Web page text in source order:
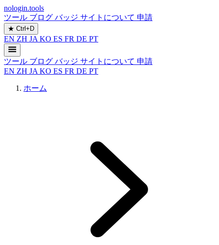
nologin.tools
ツール ブログ バッジ サイトについて 申請
★ Ctrl+D
EN ZH JA KO ES FR DE PT
ツール ブログ バッジ サイトについて 申請
EN ZH JA KO ES FR DE PT
ホーム